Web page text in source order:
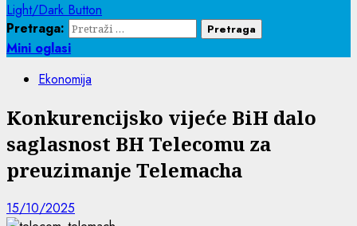
Light/Dark Button
Pretraga:
Mini oglasi
Ekonomija
Konkurencijsko vijeće BiH dalo
saglasnost BH Telecomu za
preuzimanje Telemacha
15/10/2025